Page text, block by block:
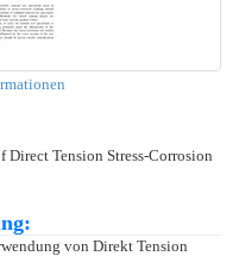
Direct Tension Stress-Corrosion
von Direkt Tension